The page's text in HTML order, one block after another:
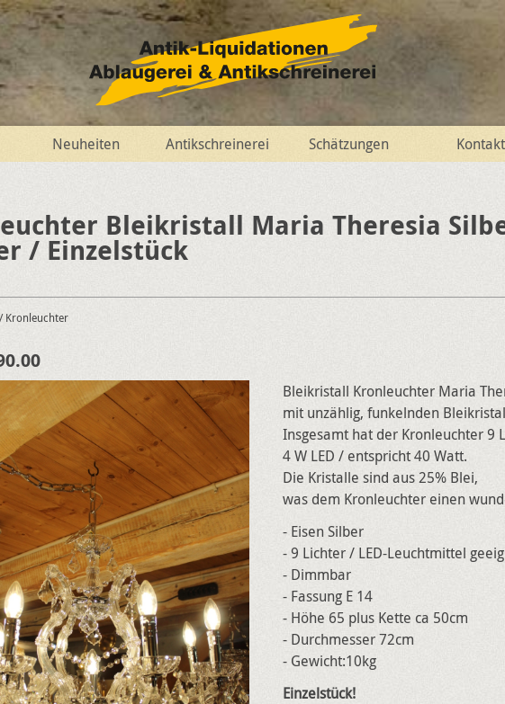
Neuheiten Antikschreinerei Schätzungen Kontakt
Bleikristall Maria Theresia
/ Einzelstück
/ Kronleuchter
Bleikristall Kronleuchter Maria
mit unzählig, funkelnden
Insgesamt hat der Kronleuchter 9
4 W LED / entspricht 40 Watt.
Die Kristalle sind aus 25% Blei,
was dem Kronleuchter einen
- Eisen Silber
- 9 Lichter / LED-Leuchtmittel
- Dimmbar
- Fassung E 14
- Höhe 65 plus Kette ca 50cm
- Durchmesser 72cm
- Gewicht:10kg
Einzelstück!